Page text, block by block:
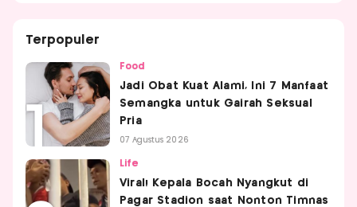
Terpopuler
Food
Jadi Obat Kuat Alami, Ini 7 Manfaat
Semangka untuk Gairah Seksual
Pria
07 Agustus 2026
Life
Viral! Kepala Bocah Nyangkut di
Pagar Stadion saat Nonton Timnas